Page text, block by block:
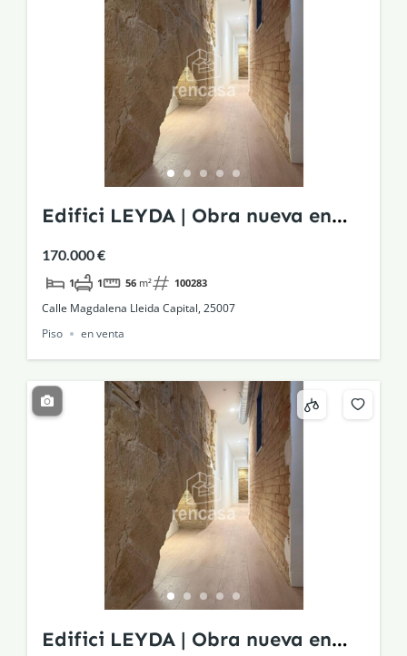
Edifici LEYDA | Obra nueva en
edificio histórico rehabilitado
170.000 €
1 1 56 m² 100283
Calle Magdalena Lleida Capital, 25007
Piso
en venta
Edifici LEYDA | Obra nueva en